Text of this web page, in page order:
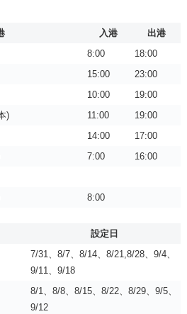
入港
出港
8:00
18:00
15:00
23:00
10:00
19:00
) 11:00
19:00
14:00
17:00
7:00
16:00
8:00
設定日
7/31、8/7、8/14、8/21,8/28、9/4、
9/11、9/18
8/1、8/8、8/15、8/22、8/29、9/5、
9/12